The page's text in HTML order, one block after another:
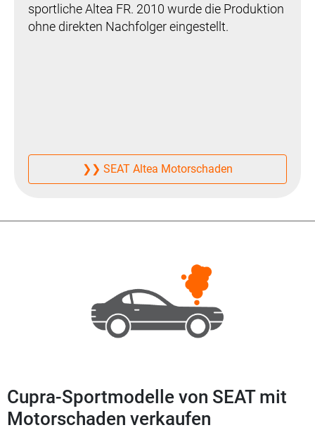
sportliche Altea FR. 2010 wurde die Produktion
ohne direkten Nachfolger eingestellt.
❯❯ SEAT Altea Motorschaden
Cupra-Sportmodelle von SEAT mit
Motorschaden verkaufen